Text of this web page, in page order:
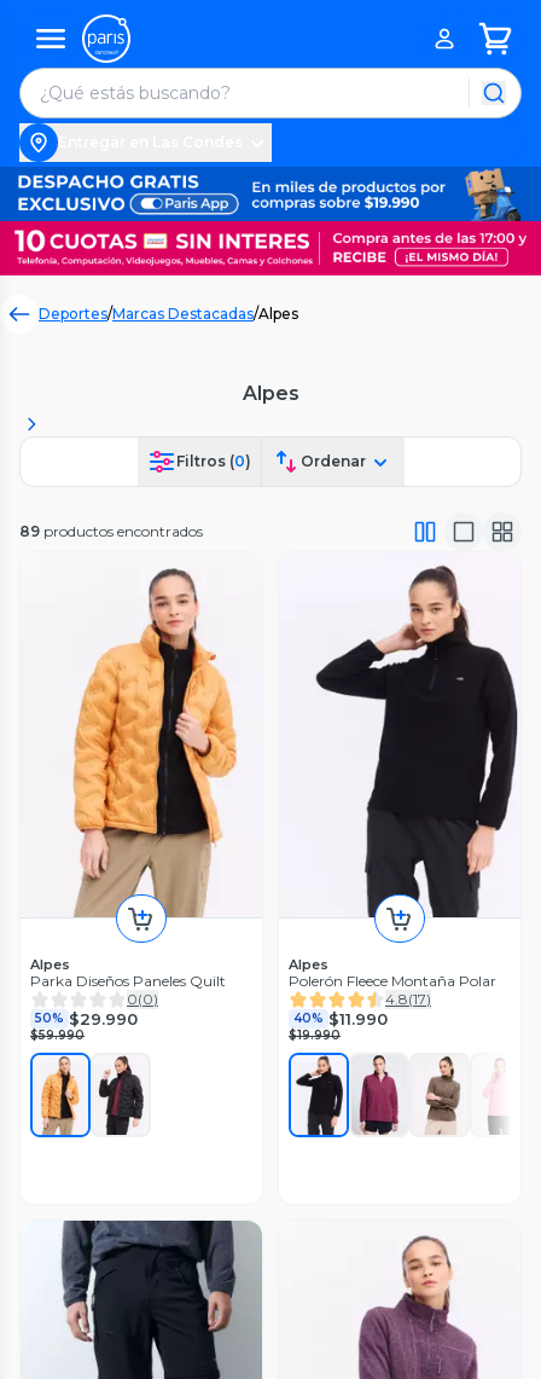
Deportes/Marcas Destacadas/Alpes
Alpes
Filtros (0) Ordenar
89 productos encontrados
Alpes
Parka Diseños Paneles Quilt
0(0)
50% $29.990
$59.990
Alpes
Polerón Fleece Montaña Polar
4.8(17)
40% $11.990
$19.990